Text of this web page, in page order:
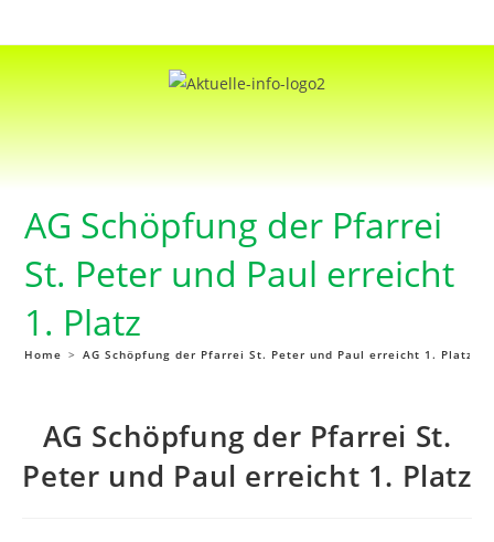
AG Schöpfung der Pfarrei
St. Peter und Paul erreicht
1. Platz
Home > AG Schöpfung der Pfarrei St. Peter und Paul erreicht 1. Platz
AG Schöpfung der Pfarrei St.
Peter und Paul erreicht 1. Platz